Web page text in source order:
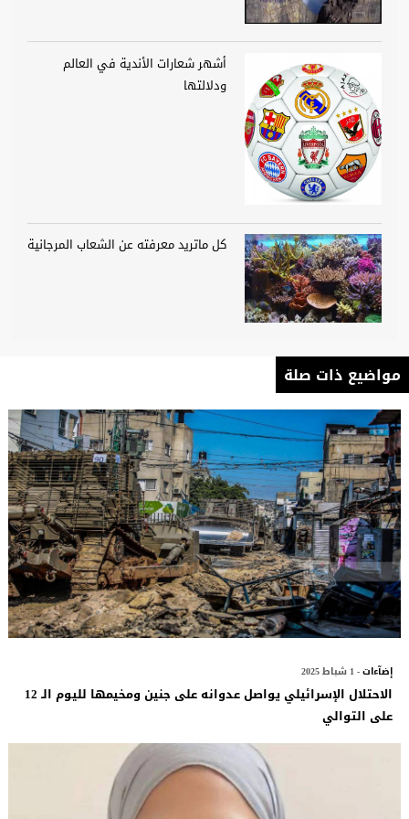
أشهر شعارات الأندية في العالم
ودلالتها
كل ماتريد معرفته عن الشعاب المرجانية
مواضيع ذات صلة
إضآءات- 1 شباط 2025
الاحتلال الإسرائيلي يواصل عدوانه على جنين ومخيمها لليوم الـ 12
على التوالي